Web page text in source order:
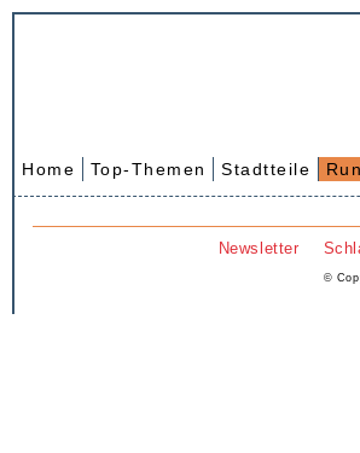
Home Top-Themen Stadtteile
Newsletter
©